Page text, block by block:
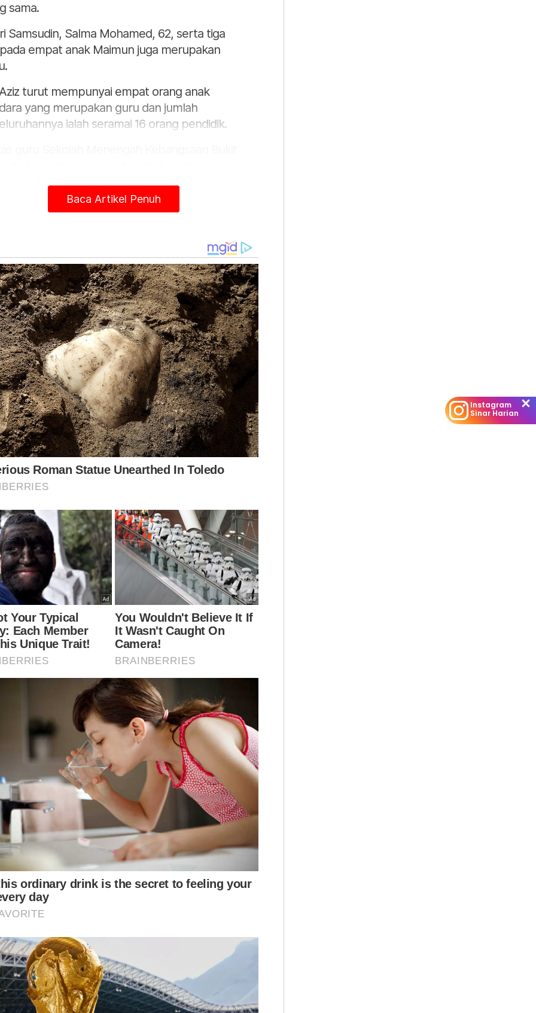
sama.
Samsudin, Salma Mohamed, 62, serta tiga
empat anak Maimun juga merupakan
turut mempunyai empat orang anak
yang merupakan guru dan jumlah
ialah seramai 16 orang pendidik.
kerjaya yang mulia di sisi masyarakat itu
dorongan arwah ayah mereka yang hanya
sebagai tukang jahit dan wakil pos.
kami aktif dalam pengurusan sekolah rendah
walaupun kerjayanya sederhana.
ayah lah kami mendapat inspirasi untuk
menimba ilmu dan menyumbang bakti
pendidik.
Tanah Persekutuan (Felda) namun
ayah membuatkan saya menukar haluan
guru,” katanya kepada Sinar Harian.
berkata, melihat kecekalan beliau menjadi
semangat kepada adik-adiknya yang lain
mengikut jejak langkah yang sama.
Berkaitan:
Cikgu taska dandankan rambut Dhia, setiap hari gaya
berbeza
Jawatan tinggi untuk pesara atau beri peluang
generasi baharu?
pengalaman mendidik pelajar era
90an sangat berbeza berbanding hari ini.
guru bukan sahaja mengajar, tetapi mendidik
disiplin dan akhlak. Pelajar dibentuk
insan berguna. Kalau nakal, kita boleh
suruh cabut rumput atau cuci longkang. Hari
terhad, guru pula yang berisiko
Baca Artikel Penuh
Instagram
Sinar Harian